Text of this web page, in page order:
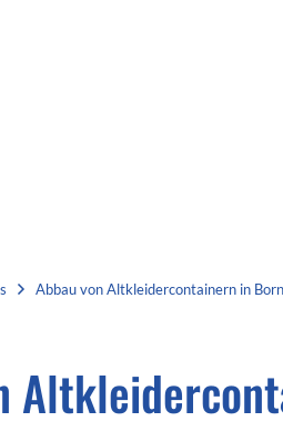
Abbau von Altkleidercontainern in